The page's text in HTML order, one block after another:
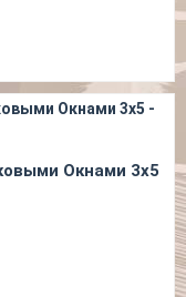
Окнами 3х5